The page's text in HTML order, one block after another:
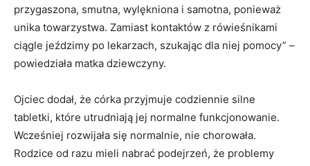
przygaszona, smutna, wylękniona i samotna, ponieważ
unika towarzystwa. Zamiast kontaktów z rówieśnikami
ciągle jeździmy po lekarzach, szukając dla niej pomocy” –
powiedziała matka dziewczyny.
Ojciec dodał, że córka przyjmuje codziennie silne
tabletki, które utrudniają jej normalne funkcjonowanie.
Wcześniej rozwijała się normalnie, nie chorowała.
Rodzice od razu mieli nabrać podejrzeń, że problemy